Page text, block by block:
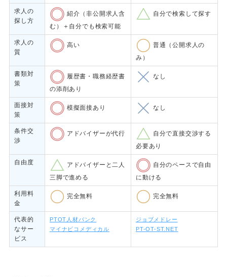
求人の
探し方
紹介（非公開求人含
む）＋自分でも検索可能
自分で検索して探す
求人の
質
高い
普通（公開求人の
み）
書類対
策
履歴書・職務経歴書
の添削あり
なし
面接対
策
模擬面接あり なし
条件交
渉
アドバイザーが代行
自分で直接交渉する
必要あり
自由度
アドバイザーと二人
三脚で進める
自分のペースで自由
に動ける
利用料
金
完全無料 完全無料
代表的
なサー
ビス
PTOT人材バンク
マイナビコメディカル
ジョブメドレー
PT-OT-ST.NET